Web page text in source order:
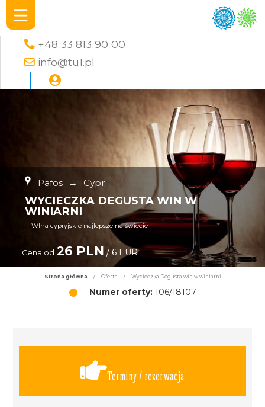
+48 33 813 90 00
info@tu1.pl
Pafos → Cypr
WYCIECZKA DEGUSTA WIN W
WINIARNI
WIna cypryjskie najlepsze na świecie
Cena od 26 PLN / 6 EUR
Strona główna / Oferta / Wycieczka Degusta win w winiarni
Numer oferty:106/18107
Terminy / rezerwacja